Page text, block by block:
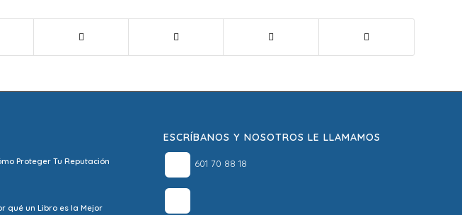
Proteger Tu Reputación
qué un Libro es la Mejor
ESCRÍBANOS Y NOSOTROS LE LLAMAMOS
601 70 88 18